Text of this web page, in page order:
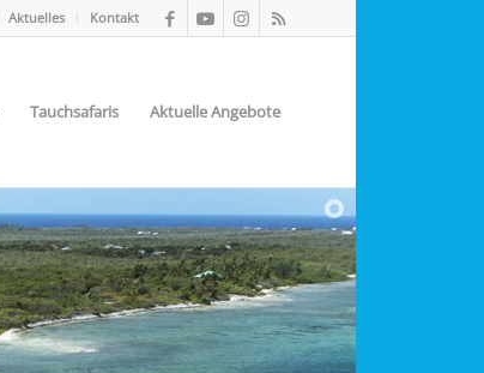
Aktuelles Kontakt
Tauchsafaris Aktuelle Angebote